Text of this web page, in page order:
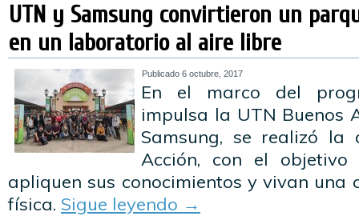
UTN y Samsung convirtieron un
en un laboratorio al aire libre
Publicado 6 octubre, 2017
En el marco del
impulsa la UTN Buenos
Samsung, se realizó la
Acción, con el
apliquen sus conocimientos y vivan una
física. Sigue leyendo →